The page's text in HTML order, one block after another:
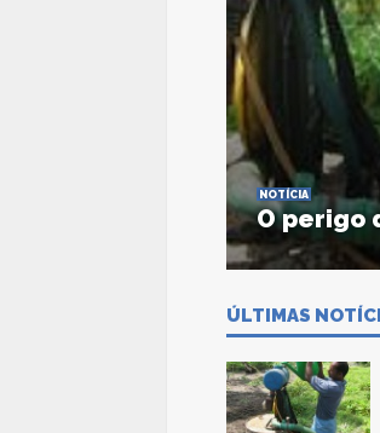
NOTÍCIA
O perigo
ACESSE
ÚLTIMAS